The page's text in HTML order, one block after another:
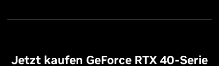
Jetzt kaufen GeForce RTX 40-Serie